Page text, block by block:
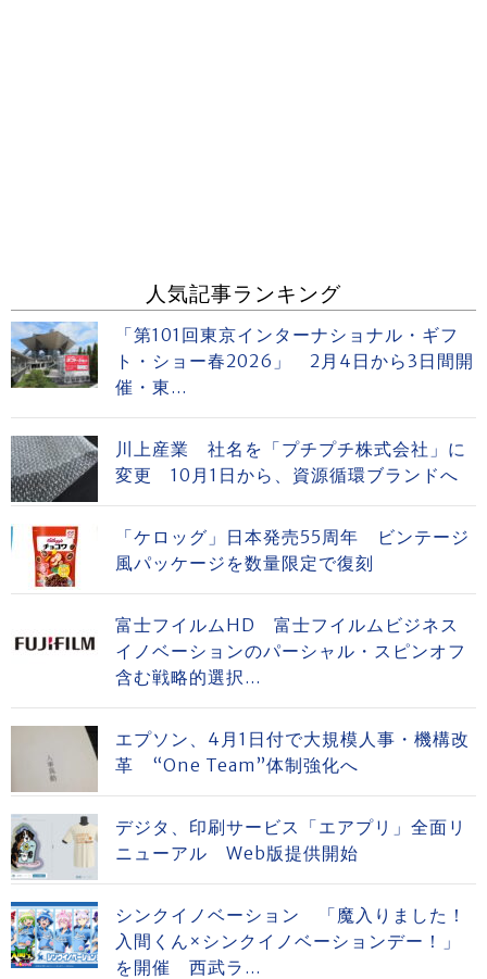
人気記事ランキング
「第101回東京インターナショナル・ギフ
ト・ショー春2026」 2月4日から3日間開
催・東...
川上産業 社名を「プチプチ株式会社」に
変更 10月1日から、資源循環ブランドへ
「ケロッグ」日本発売55周年 ビンテージ
風パッケージを数量限定で復刻
富士フイルムHD 富士フイルムビジネス
イノベーションのパーシャル・スピンオフ
含む戦略的選択...
エプソン、4月1日付で大規模人事・機構改
革 “One Team”体制強化へ
デジタ、印刷サービス「エアプリ」全面リ
ニューアル Web版提供開始
シンクイノベーション 「魔入りました！
入間くん×シンクイノベーションデー！」
を開催 西武ラ...